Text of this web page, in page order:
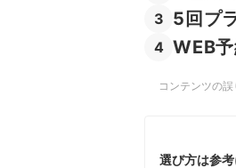
3 5回プ
4 WEB
コンテンツの
選び方は参